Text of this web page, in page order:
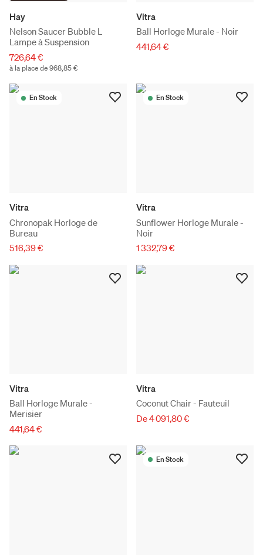
Hay
Nelson Saucer Bubble L
Lampe à Suspension
726,64 €
à la place de 968,85 €
Vitra
Ball Horloge Murale - Noir
441,64 €
En Stock
Vitra
Chronopak Horloge de
Bureau
516,39 €
En Stock
Vitra
Sunflower Horloge Murale -
Noir
1 332,79 €
Vitra
Ball Horloge Murale -
Merisier
441,64 €
Vitra
Coconut Chair - Fauteuil
De 4 091,80 €
En Stock